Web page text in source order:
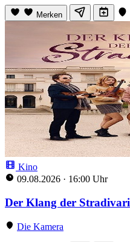
Merken
Kino
09.08.2026 · 16:00 Uhr
Der Klang der Stradivari
Die Kamera